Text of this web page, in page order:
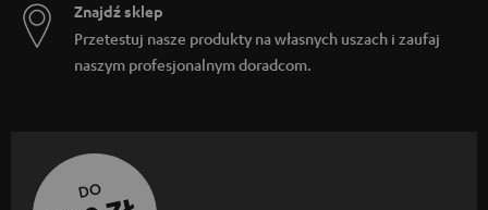
Znajdź sklep
Przetestuj nasze produkty na własnych uszach i zaufaj
naszym profesjonalnym doradcom.
DO